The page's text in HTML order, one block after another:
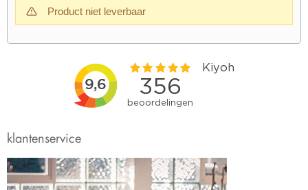
Product niet leverbaar
klantenservice